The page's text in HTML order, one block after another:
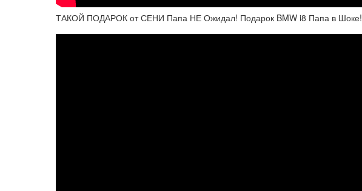
ТАКОЙ ПОДАРОК от СЕНИ Папа НЕ Ожидал! Подарок BMW i8 Папа в Шоке!